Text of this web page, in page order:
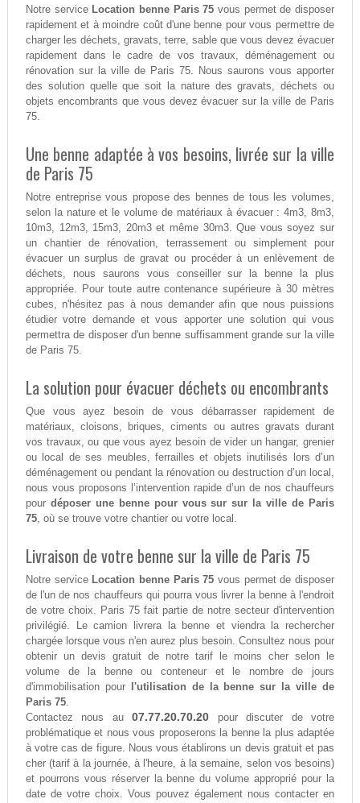
Notre service Location benne Paris 75 vous permet de disposer
rapidement et à moindre coût d'une benne pour vous permettre de
charger les déchets, gravats, terre, sable que vous devez évacuer
rapidement dans le cadre de vos travaux, déménagement ou
rénovation sur la ville de Paris 75. Nous saurons vous apporter
des solution quelle que soit la nature des gravats, déchets ou
objets encombrants que vous devez évacuer sur la ville de Paris
75.
Une benne adaptée à vos besoins, livrée sur la ville
de Paris 75
Notre entreprise vous propose des bennes de tous les volumes,
selon la nature et le volume de matériaux à évacuer : 4m3, 8m3,
10m3, 12m3, 15m3, 20m3 et même 30m3. Que vous soyez sur
un chantier de rénovation, terrassement ou simplement pour
évacuer un surplus de gravat ou procéder à un enlèvement de
déchets, nous saurons vous conseiller sur la benne la plus
appropriée. Pour toute autre contenance supérieure à 30 mètres
cubes, n'hésitez pas à nous demander afin que nous puissions
étudier votre demande et vous apporter une solution qui vous
permettra de disposer d'un benne suffisamment grande sur la ville
de Paris 75.
La solution pour évacuer déchets ou encombrants
Que vous ayez besoin de vous débarrasser rapidement de
matériaux, cloisons, briques, ciments ou autres gravats durant
vos travaux, ou que vous ayez besoin de vider un hangar, grenier
ou local de ses meubles, ferrailles et objets inutilisés lors d’un
déménagement ou pendant la rénovation ou destruction d’un local,
nous vous proposons l’intervention rapide d’un de nos chauffeurs
pour déposer une benne pour vous sur sur la ville de Paris
75, où se trouve votre chantier ou votre local.
Livraison de votre benne sur la ville de Paris 75
Notre service Location benne Paris 75 vous permet de disposer
de l'un de nos chauffeurs qui pourra vous livrer la benne à l'endroit
de votre choix. Paris 75 fait partie de notre secteur d'intervention
privilégié. Le camion livrera la benne et viendra la rechercher
chargée lorsque vous n'en aurez plus besoin. Consultez nous pour
obtenir un devis gratuit de notre tarif le moins cher selon le
volume de la benne ou conteneur et le nombre de jours
d'immobilisation pour
l'utilisation de la benne sur la ville de
Paris 75.
Contactez nous au07.77.20.70.20 pour discuter de votre
problématique et nous vous proposerons la benne la plus adaptée
à votre cas de figure. Nous vous établirons un devis gratuit et pas
cher (tarif à la journée, à l'heure, à la semaine, selon vos besoins)
et pourrons vous réserver la benne du volume approprié pour la
date de votre choix. Vous pouvez également nous contacter en